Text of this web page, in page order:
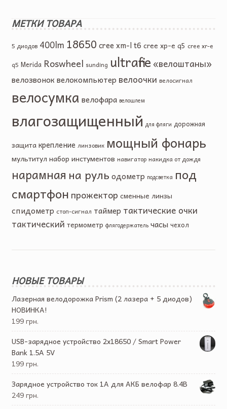
МЕТКИ ТОВАРА
5 диодов 400lm 18650 cree xm-l t6 cree xp-e q5 cree xr-e
q5 Merida Roswheel sunding ultrafire«велоштаны»
велозвонок велокомпьютер велоочки велосигнал
велосумка велофара велошлем
влагозащищенный для фляги дорожная
защита крепление линзовик мощный фонарь
мультитул набор инстументов навигатор накидка от дождя
нарамная на руль одометр подсветка под
смартфон прожектор сменные линзы
спидометр стоп-сигнал таймер тактические очки
тактический термометр флягодержатель часы чехол
НОВЫЕ ТОВАРЫ
Лазерная велодорожка Prism (2 лазера + 5 диодов)
НОВИНКА!
199 грн.
USB-зарядное устройство 2х18650 / Smart Power
Bank 1.5A 5V
199 грн.
Зарядное устройство ток 1А для АКБ велофар 8.4В
249 грн.